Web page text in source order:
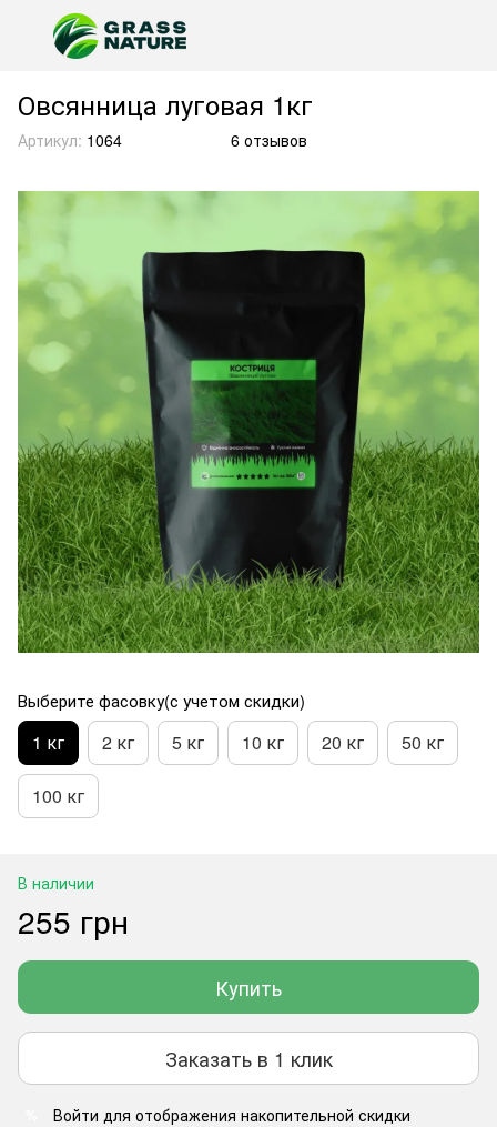
Овсянница луговая 1кг
Артикул: 1064 6 отзывов
Выберите фасовку(с учетом скидки)
1 кг 2 кг 5 кг 10 кг 20 кг 50 кг
100 кг
В наличии
255 грн
Купить
Заказать в 1 клик
Войти для отображения накопительной скидки